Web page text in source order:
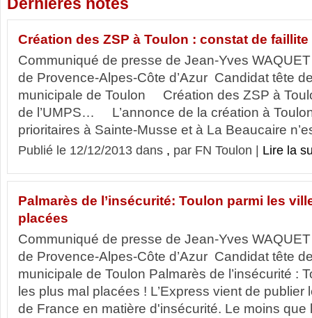
Dernières notes
Création des ZSP à Toulon : constat de faillite
Communiqué de presse de Jean-Yves
de Provence-Alpes-Côte d’Azur Candidat tête
municipale de Toulon Création des ZSP à
de l’UMPS… L’annonce de la création à
prioritaires à Sainte-Musse et à La Beaucaire
Publié le 12/12/2013 dans , par FN Toulon | Lire la
Palmarès de l’insécurité: Toulon parmi les
placées
Communiqué de presse de Jean-Yves
de Provence-Alpes-Côte d’Azur Candidat tête
municipale de Toulon Palmarès de l’insécurité :
les plus mal placées ! L’Express vient de
de France en matière d'insécurité. Le moins que